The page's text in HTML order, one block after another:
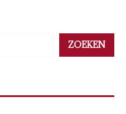
ZOEKEN